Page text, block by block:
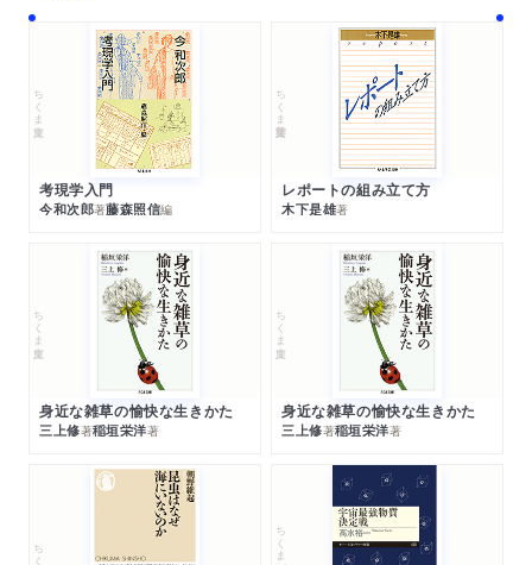
ちくま文庫
考現学入門
今和次郎著藤森照信編
ちくま学芸文庫
レポートの組み立て方
木下是雄著
ちくま文庫
身近な雑草の愉快な生きかた
三上修著稲垣栄洋著
ちくま文庫
身近な雑草の愉快な生きかた
三上修著稲垣栄洋著
ちくま新書